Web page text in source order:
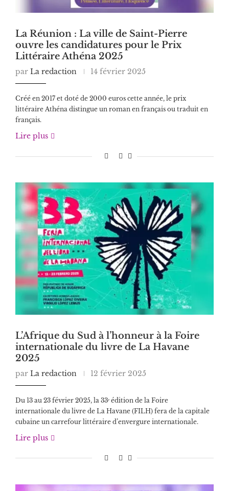
La Réunion : La ville de Saint-Pierre
ouvre les candidatures pour le Prix
Littéraire Athéna 2025
par La redaction 14 février 2025
Créé en 2017 et doté de 2000 euros cette année, le prix
littéraire Athéna distingue un roman en français ou traduit en
français.
Lire plus
L’Afrique du Sud à l’honneur à la Foire
internationale du livre de La Havane
2025
par La redaction 12 février 2025
Du 13 au 23 février 2025, la 33ᵉ édition de la Foire
internationale du livre de La Havane (FILH) fera de la capitale
cubaine un carrefour littéraire d’envergure internationale.
Lire plus